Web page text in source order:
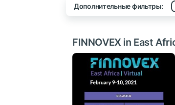
Дополнительные фильтры:
FINNOVEX in East